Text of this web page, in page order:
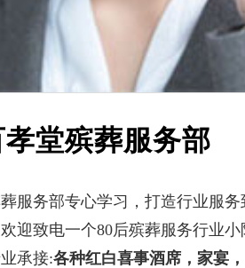
堂殡葬服务部
服务部专心学习，打造行业服
迎致电一个80后殡葬服务行业
承接:各种红白喜事酒席，家宴